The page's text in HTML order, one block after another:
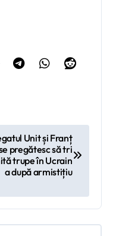
Unit și Franț
pregătesc să tri
trupe în Ucrain
a după armistițiu